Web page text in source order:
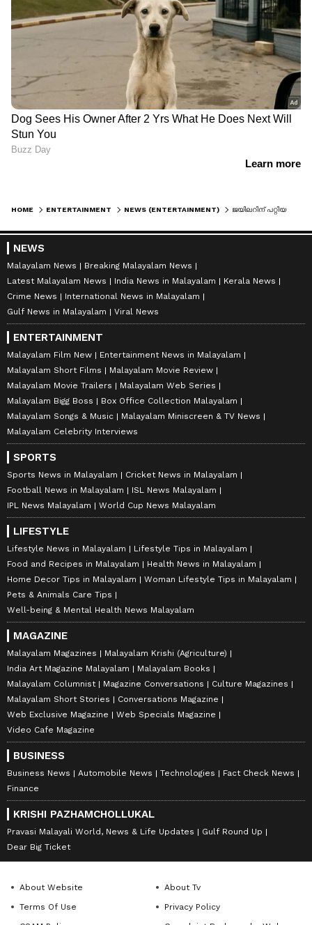
HOME ENTERTAINMENT NEWS (ENTERTAINMENT) ജയിലറിന് പറ്റിയത് ലിയോയ്ക്ക് സംഭവിക്കുമോ?; ബുക്കിംഗ് സൈറ്റിലെ 'ലീക്കില്‍' വിജയ് ആരാധകര്‍ക്ക് വിശ്വാസം പോരാ.!
NEWS
Malayalam News
Breaking Malayalam News
Latest Malayalam News
India News in Malayalam
Kerala News
Crime News
International News in Malayalam
Gulf News in Malayalam
Viral News
ENTERTAINMENT
Malayalam Film New
Entertainment News in Malayalam
Malayalam Short Films
Malayalam Movie Review
Malayalam Movie Trailers
Malayalam Web Series
Malayalam Bigg Boss
Box Office Collection Malayalam
Malayalam Songs & Music
Malayalam Miniscreen & TV News
Malayalam Celebrity Interviews
SPORTS
Sports News in Malayalam
Cricket News in Malayalam
Football News in Malayalam
ISL News Malayalam
IPL News Malayalam
World Cup News Malayalam
LIFESTYLE
Lifestyle News in Malayalam
Lifestyle Tips in Malayalam
Food and Recipes in Malayalam
Health News in Malayalam
Home Decor Tips in Malayalam
Woman Lifestyle Tips in Malayalam
Pets & Animals Care Tips
Well-being & Mental Health News Malayalam
MAGAZINE
Malayalam Magazines
Malayalam Krishi (Agriculture)
India Art Magazine Malayalam
Malayalam Books
Malayalam Columnist
Magazine Conversations
Culture Magazines
Malayalam Short Stories
Conversations Magazine
Web Exclusive Magazine
Web Specials Magazine
Video Cafe Magazine
BUSINESS
Business News Automobile News Technologies
Fact Check News
Finance
KRISHI PAZHAMCHOLLUKAL
Pravasi Malayali World, News & Life Updates
Gulf Round Up
Dear Big Ticket
About Website
About Tv
Terms Of Use
Privacy Policy